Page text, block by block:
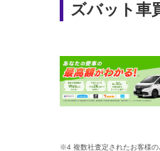
ズバット車
※4 複数社査定されたお客様